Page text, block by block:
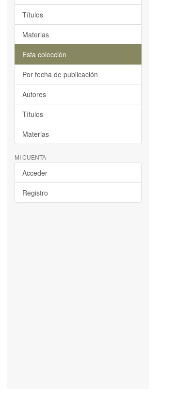
Títulos
Materias
Esta colección
Por fecha de publicación
Autores
Títulos
Materias
MI CUENTA
Acceder
Registro